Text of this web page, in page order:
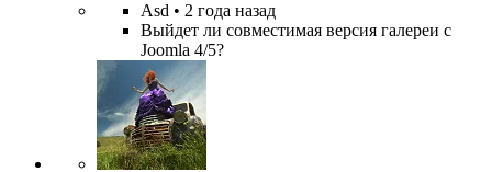
Asd • 2 года назад
Выйдет ли совместимая версия галереи с
Joomla 4/5?